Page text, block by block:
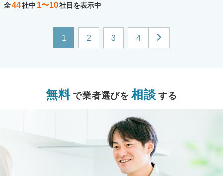
全44社中 1〜10社目を表示中
1 2 3 4
無料 で業者選びを 相談 する